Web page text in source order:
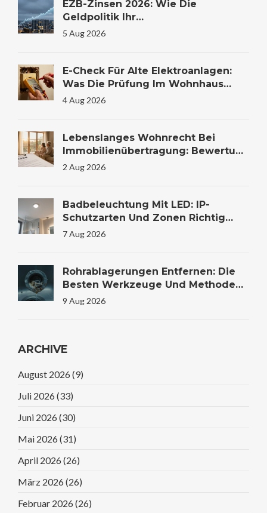
EZB-Zinsen 2026: Wie Die
Geldpolitik Ihr
Immobilienkaufverhalten
5 Aug 2026
E-Check Für Alte Elektroanlagen:
Was Die Prüfung Im Wohnhaus
Wirklich Kostet Und Warum Sie
4 Aug 2026
Lebenslanges Wohnrecht Bei
Immobilienübertragung: Bewertung
Und Steuer
2 Aug 2026
Badbeleuchtung Mit LED: IP-
Schutzarten Und Zonen Richtig
Wählen
7 Aug 2026
Rohrablagerungen Entfernen: Die
Besten Werkzeuge Und Methoden
Für Saubere Leitungen
9 Aug 2026
ARCHIVE
August 2026 (9)
Juli 2026 (33)
Juni 2026 (30)
Mai 2026 (31)
April 2026 (26)
März 2026 (26)
Februar 2026 (26)